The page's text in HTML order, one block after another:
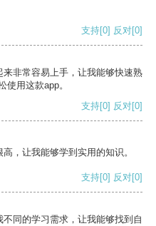
支持[0] 反对[0]
非常容易上手，让我能够快速熟
使用这款app。
支持[0] 反对[0]
，让我能够学到实用的知识。
支持[0] 反对[0]
同的学习需求，让我能够找到自